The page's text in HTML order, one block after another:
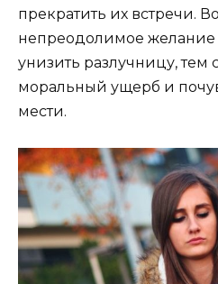
прекратить их встречи.
непреодолимое желание
унизить разлучницу, тем
моральный ущерб и
мести.